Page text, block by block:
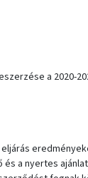
a 2020-
és a nyertes